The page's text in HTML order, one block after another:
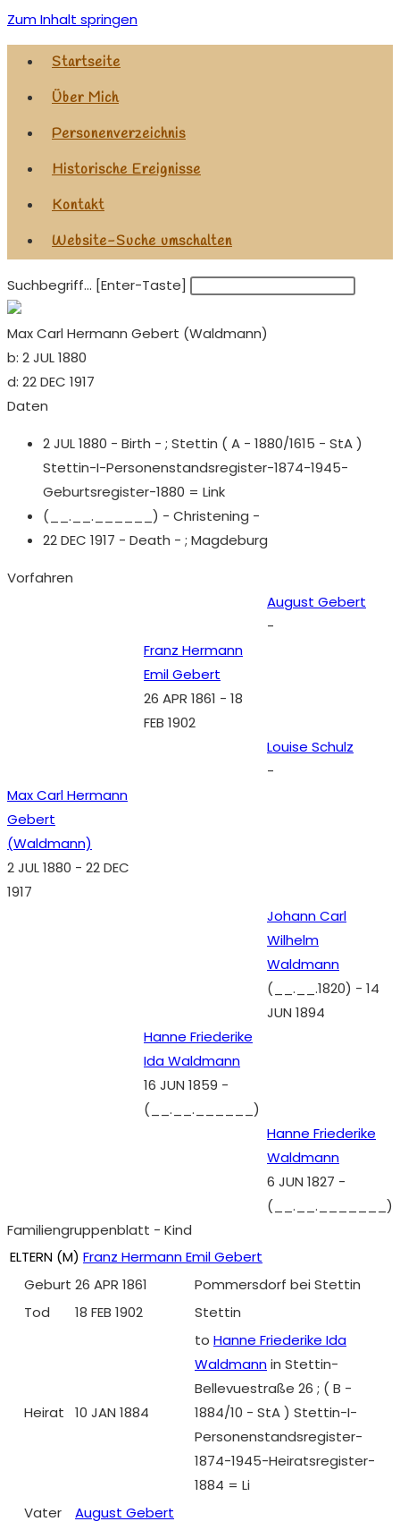
Zum Inhalt springen
Startseite
Über Mich
Personenverzeichnis
Historische Ereignisse
Kontakt
Website-Suche umschalten
Suchbegriff... [Enter-Taste]
Max Carl Hermann Gebert (Waldmann)
b: 2 JUL 1880
d: 22 DEC 1917
Daten
2 JUL 1880 - Birth - ; Stettin ( A - 1880/1615 - StA )
Stettin-I-Personenstandsregister-1874-1945-
Geburtsregister-1880 = Link
(__.__.______) - Christening -
22 DEC 1917 - Death - ; Magdeburg
Vorfahren
August Gebert
-
Franz Hermann
Emil Gebert
26 APR 1861 - 18
FEB 1902
Louise Schulz
-
Max Carl Hermann
Gebert
(Waldmann)
2 JUL 1880 - 22 DEC
1917
Johann Carl
Wilhelm
Waldmann
(__.__.1820) - 14
JUN 1894
Hanne Friederike
Ida Waldmann
16 JUN 1859 -
(__.__.______)
Hanne Friederike
Waldmann
6 JUN 1827 -
(__.__._______)
Familiengruppenblatt - Kind
ELTERN (M) Franz Hermann Emil Gebert
Geburt 26 APR 1861
Pommersdorf bei Stettin
Tod
18 FEB 1902 Stettin
Heirat 10 JAN 1884
to Hanne Friederike Ida
Waldmannin Stettin-
Bellevuestraße 26 ; ( B -
1884/10 - StA ) Stettin-I-
Personenstandsregister-
1874-1945-Heiratsregister-
1884 = Li
Vater
August Gebert